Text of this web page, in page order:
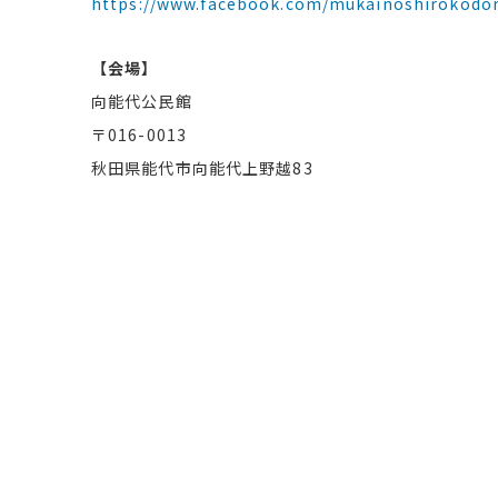
【会場】
向能代公民館
〒016-0013
秋田県能代市向能代上野越83